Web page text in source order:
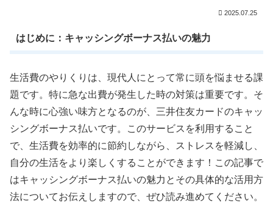
2025.07.25
はじめに：キャッシングボーナス払いの魅力
生活費のやりくりは、現代人にとって常に頭を悩ませる課
題です。特に急な出費が発生した時の対策は重要です。そ
んな時に心強い味方となるのが、三井住友カードのキャッ
シングボーナス払いです。このサービスを利用すること
で、生活費を効率的に節約しながら、ストレスを軽減し、
自分の生活をより楽しくすることができます！この記事で
はキャッシングボーナス払いの魅力とその具体的な活用方
法についてお伝えしますので、ぜひ読み進めてください。